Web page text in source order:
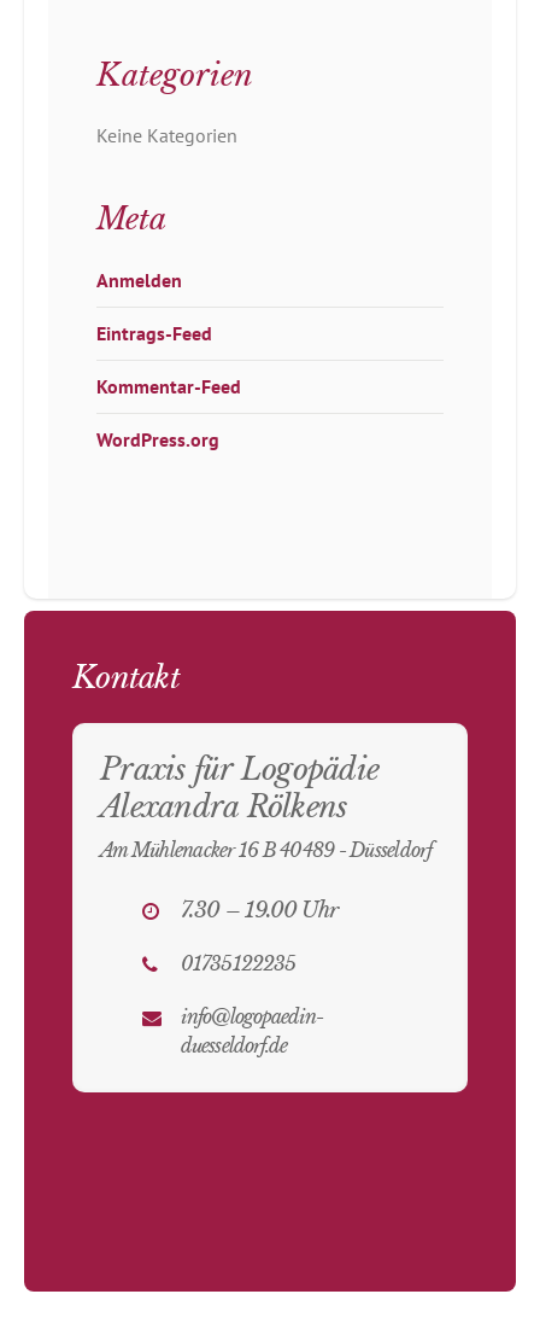
Kategorien
Keine Kategorien
Meta
Anmelden
Eintrags-Feed
Kommentar-Feed
WordPress.org
Kontakt
Praxis für Logopädie
Alexandra Rölkens
Am Mühlenacker 16 B 40489 - Düsseldorf
7.30 – 19.00 Uhr
01735122235
info@logopaedin-
duesseldorf.de